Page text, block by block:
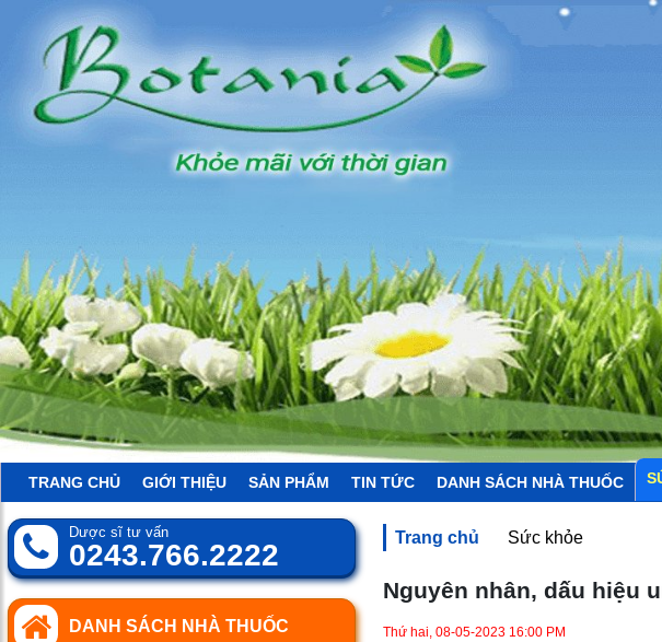
TRANG CHỦ GIỚI THIỆU SẢN PHẨM TIN TỨC DANH SÁCH NHÀ THUỐC
0SP
Dược sĩ tư vấn
0243.766.2222
DANH SÁCH NHÀ THUỐC
Trang chủ Sức khỏe
Nguyên nhân, dấu hiệu
Thứ hai, 08-05-2023 16:00 PM